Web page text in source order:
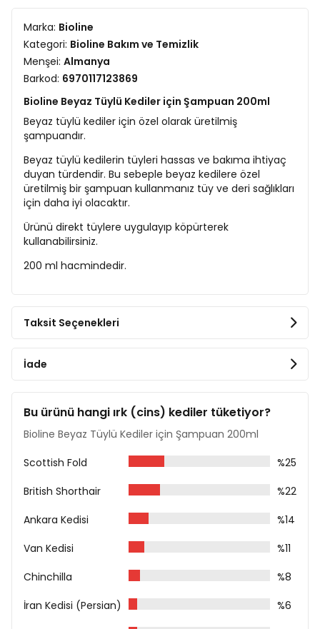
Marka: Bioline
Kategori: Bioline Bakım ve Temizlik
Menşei: Almanya
Barkod: 6970117123869
Bioline Beyaz Tüylü Kediler için Şampuan 200ml
Beyaz tüylü kediler için özel olarak üretilmiş
şampuandır.
Beyaz tüylü kedilerin tüyleri hassas ve bakıma ihtiyaç
duyan türdendir. Bu sebeple beyaz kedilere özel
üretilmiş bir şampuan kullanmanız tüy ve deri sağlıkları
için daha iyi olacaktır.
Ürünü direkt tüylere uygulayıp köpürterek
kullanabilirsiniz.
200 ml hacmindedir.
Taksit Seçenekleri
İade
Bu ürünü hangi ırk (cins) kediler tüketiyor?
Bioline Beyaz Tüylü Kediler için Şampuan 200ml
Scottish Fold
%25
British Shorthair
%22
Ankara Kedisi
%14
Van Kedisi
%11
Chinchilla
%8
İran Kedisi (Persian)
%6